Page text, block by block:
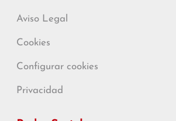
Aviso Legal
Cookies
Configurar cookies
Privacidad